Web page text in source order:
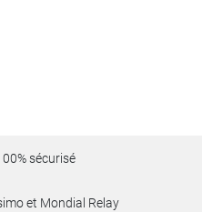
sécurisé
et Mondial Relay